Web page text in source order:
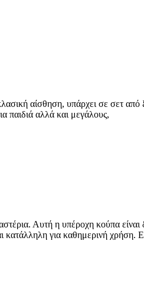
αίσθηση, υπάρχει σε σετ από
παιδιά αλλά και μεγάλους,
Αυτή η υπέροχη κούπα
κατάλληλη για καθημερινή χρήση.